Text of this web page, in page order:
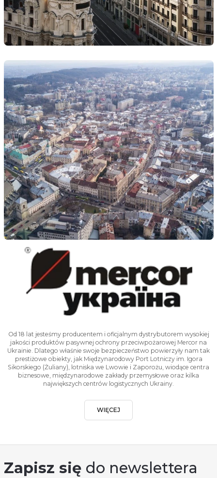
Od 18 lat jesteśmy producentem i oficjalnym dystrybutorem wysokiej
jakości produktów pasywnej ochrony przeciwpożarowej Mercor na
Ukrainie. Dlatego właśnie swoje bezpieczeństwo powierzyły nam tak
prestiżowe obiekty, jak Międzynarodowy Port Lotniczy im. Igora
Sikorskiego (Żuliany), lotniska we Lwowie i Zaporożu, wiodące centra
biznesowe, międzynarodowe zakłady przemysłowe oraz kilka
największych centrów logistycznych Ukrainy.
WIĘCEJ
Zapisz się do newslettera